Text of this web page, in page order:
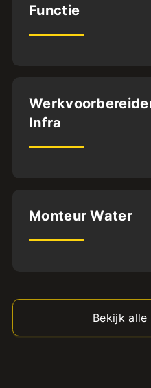
VMBO
Functie
Dordrecht
MBO4
Infra
Dordrecht
Monteur Water
Bekijk